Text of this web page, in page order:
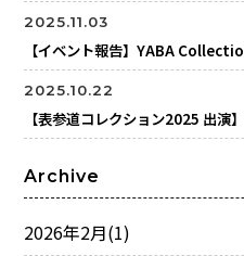
2025.11.03
【イベント報告】YABA
2025.10.22
【表参道コレクション2025 出
Archive
2026年2月(1)